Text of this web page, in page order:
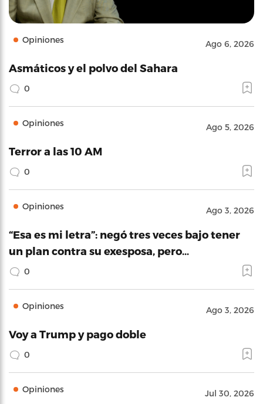
Opiniones Ago 6, 2026
Asmáticos y el polvo del Sahara
0
Opiniones Ago 5, 2026
Terror a las 10 AM
0
Opiniones Ago 3, 2026
“Esa es mi letra”: negó tres veces bajo tener
un plan contra su exesposa, pero…
0
Opiniones Ago 3, 2026
Voy a Trump y pago doble
0
Opiniones Jul 30, 2026